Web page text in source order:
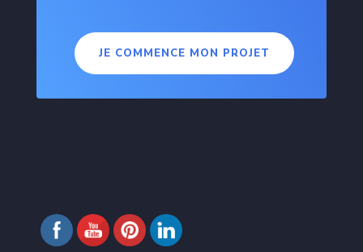
JE COMMENCE MON PROJET